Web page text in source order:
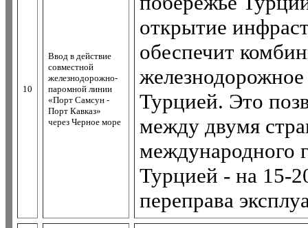
10
Ввод в действие
совместной
железнодорожно-
паромной линии
«Порт Самсун -
Порт Кавказ»
через Черное море
открытие
обеспечит
Турцией. Это
между двумя
международного
Турцией - на 15-
переправа